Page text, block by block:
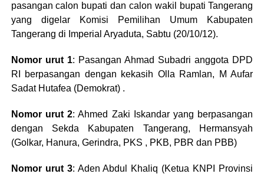
pasangan calon bupati dan calon wakil bupati Tangerang
yang digelar Komisi Pemilihan Umum Kabupaten
Tangerang di Imperial Aryaduta, Sabtu (20/10/12).
Nomor urut 1: Pasangan Ahmad Subadri anggota DPD
RI berpasangan dengan kekasih Olla Ramlan, M Aufar
Sadat Hutafea (Demokrat) .
Nomor urut 2: Ahmed Zaki Iskandar yang berpasangan
dengan Sekda Kabupaten Tangerang, Hermansyah
(Golkar, Hanura, Gerindra, PKS , PKB, PBR dan PBB)
Nomor urut 3: Aden Abdul Khaliq (Ketua KNPI Provinsi